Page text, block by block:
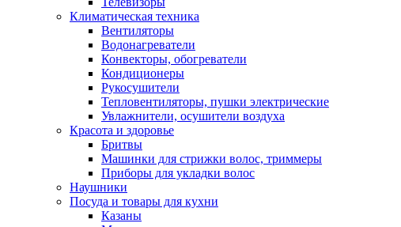
Климатическая техника
Вентиляторы
Водонагреватели
Конвекторы, обогреватели
Кондиционеры
Рукосушители
Тепловентиляторы, пушки электрические
Увлажнители, осушители воздуха
Красота и здоровье
Бритвы
Машинки для стрижки волос, триммеры
Приборы для укладки волос
Наушники
Посуда и товары для кухни
Казаны